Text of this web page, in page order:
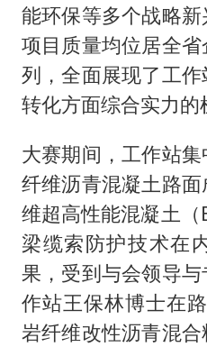
能环保等多个战略
项目质量均位居全
列，全面展现了工
转化方面综合实力的
大赛期间，工作站
纤维沥青混凝土路
维超高性能混凝土（
梁缆索防护技术在
果，受到与会领导
作站王保林博士在
岩纤维改性沥青混